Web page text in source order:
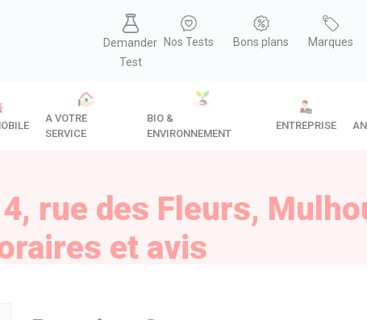
Demander
Test
Nos Tests Bons plans Marques
A VOTRE
SERVICE
BIO &
ENVIRONNEMENT
ENTREPRISE
rue des Fleurs,
et avis